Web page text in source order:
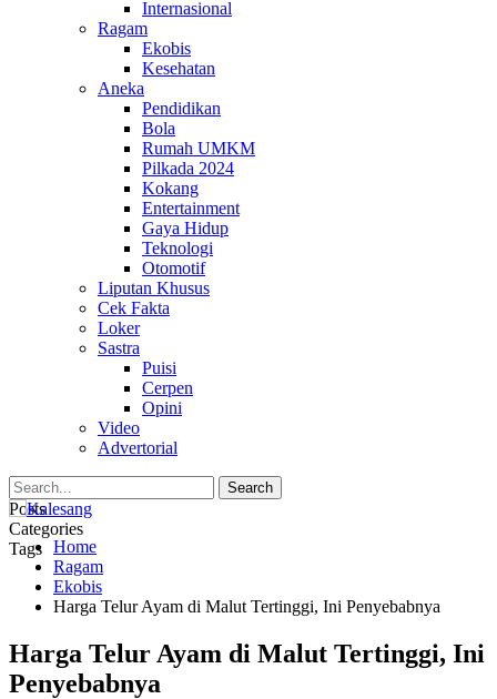
Internasional
Ragam
Ekobis
Kesehatan
Aneka
Pendidikan
Bola
Rumah UMKM
Pilkada 2024
Kokang
Entertainment
Gaya Hidup
Teknologi
Otomotif
Liputan Khusus
Cek Fakta
Loker
Sastra
Puisi
Cerpen
Opini
Video
Advertorial
Posts
Categories
Tags Home
Ragam
Ekobis
Harga Telur Ayam di Malut Tertinggi, Ini Penyebabnya
Harga Telur Ayam di Malut Tertinggi, Ini
Penyebabnya